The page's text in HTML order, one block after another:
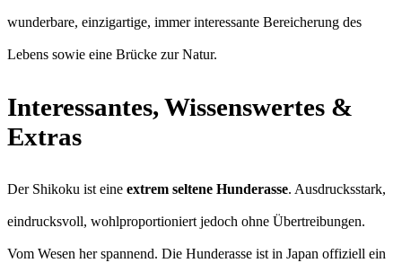
wunderbare, einzigartige, immer interessante Bereicherung des
Lebens sowie eine Brücke zur Natur.
Interessantes, Wissenswertes &
Extras
Der Shikoku ist eine extrem seltene Hunderasse. Ausdrucksstark,
eindrucksvoll, wohlproportioniert jedoch ohne Übertreibungen.
Vom Wesen her spannend. Die Hunderasse ist in Japan offiziell ein